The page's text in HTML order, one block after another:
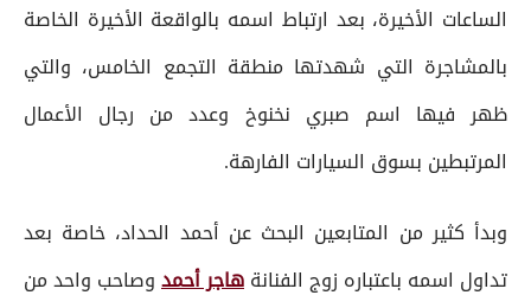
الساعات الأخيرة، بعد ارتباط اسمه بالواقعة الأخيرة الخاصة
بالمشاجرة التي شهدتها منطقة التجمع الخامس، والتي
ظهر فيها اسم صبري نخنوخ وعدد من رجال الأعمال
المرتبطين بسوق السيارات الفارهة.
وبدأ كثير من المتابعين البحث عن أحمد الحداد، خاصة بعد
تداول اسمه باعتباره زوج الفنانةهاجر أحمدوصاحب واحد من